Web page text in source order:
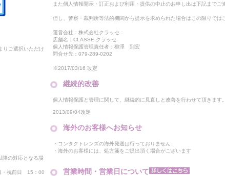
りご選択いただけ
降の対応となる場
・祝前日 15：00
また個人情報開示・訂正および利用・提供の中止のお申し出は下記までご
但し、警察・裁判所等法的機関から提示を求められた場合はこの限りでは
運営会社：株式会社クラッセ：
店舗名：CLASSE-クラッセ-
個人情報保護管理責任者：柳澤 到宏
問合せ先：079-289-0202
※2017/03/16 改定
継続的改善
個人情報保護と管理に関して、継続的に見直しと改善を行わせて頂きます。
2013/09/04改定
海外のお客様へお知らせ
・コンタクトレンズの海外発送は行っておりません
・海外のお客様には、処方箋をご提出頂く場合がございます
営業時間・営業日について